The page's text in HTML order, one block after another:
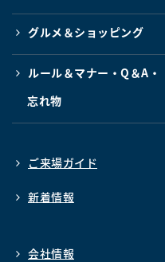
グルメ＆ショッピング
ルール＆マナー・Q＆A・
忘れ物
ご来場ガイド
新着情報
会社情報